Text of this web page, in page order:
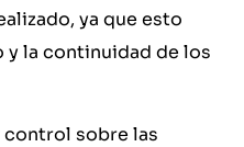
ya que esto
la continuidad de los
control sobre las